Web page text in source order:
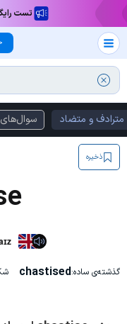
تست
مترادف و متضاد
ذخیره
گذشته‌ی ساده:chastised